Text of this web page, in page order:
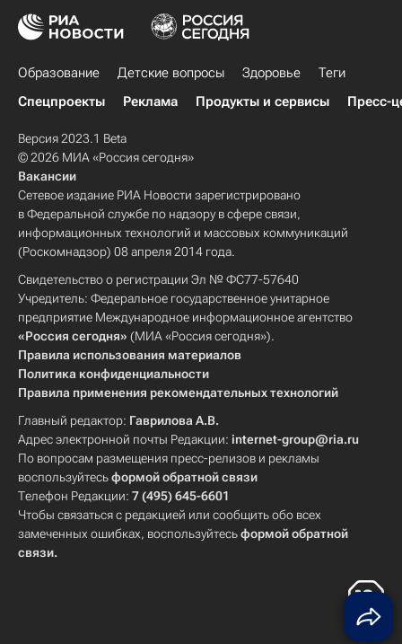
Образование Детские вопросы Здоровье
Теги
Спецпроекты
Реклама Продукты и сервисы Пресс-
Версия 2023.1 Beta
© 2026 МИА «Россия сегодня»
Вакансии
Сетевое издание РИА Новости зарегистрировано
в Федеральной службе по надзору в сфере связи,
информационных технологий и массовых коммуникаций
(Роскомнадзор) 08 апреля 2014 года.
Свидетельство о регистрации Эл № ФС77-57640
Учредитель: Федеральное государственное унитарное
предприятие Международное информационное агентство
«Россия сегодня» (МИА «Россия сегодня»).
Правила использования материалов
Политика конфиденциальности
Правила применения рекомендательных технологий
Главный редактор: Гаврилова А.В.
Адрес электронной почты Редакции: internet-group@ria.ru
По вопросам размещения пресс-релизов и рекламы
воспользуйтесьформой обратной связи
Телефон Редакции: 7 (495) 645-6601
Чтобы связаться с редакцией или сообщить обо всех
замеченных ошибках, воспользуйтесьформой обратной
связи.